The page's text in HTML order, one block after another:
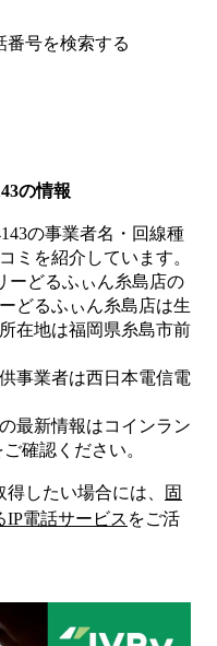
の情報
の事業者名・回線種
ミを紹介しています。
ーどるふぃん糸島店の
どるふぃん糸島店は生
在地は福岡県糸島市前
事業者は西日本電信電
最新情報はコインラン
ご確認ください。
得したい場合には、
固
IP電話サービス をご活